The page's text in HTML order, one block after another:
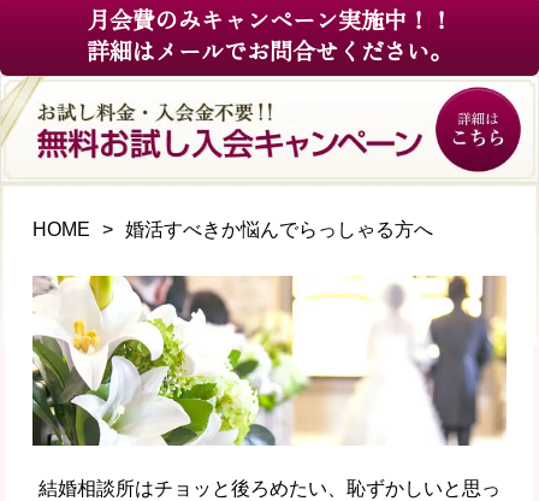
婚活好事例集
月会費のみキャンペーン実施中！！
詳細はメールでお問合せください。
HOME 婚活すべきか悩んでらっしゃる方へ
結婚相談所はチョッと後ろめたい、恥ずかしいと思っ